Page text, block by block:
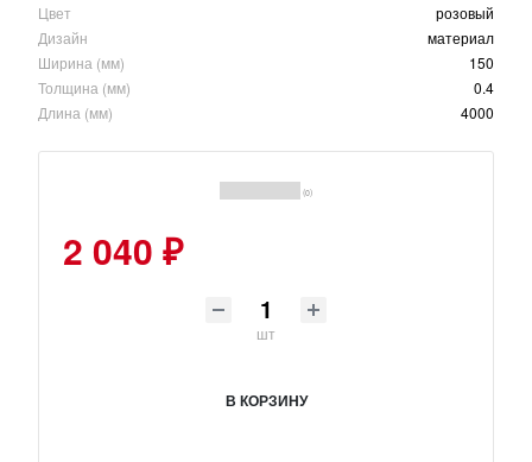
Цвет
розовый
Дизайн
материал
Ширина (мм)
150
Толщина (мм)
0.4
Длина (мм)
4000
(0)
2 040 ₽
шт
В КОРЗИНУ